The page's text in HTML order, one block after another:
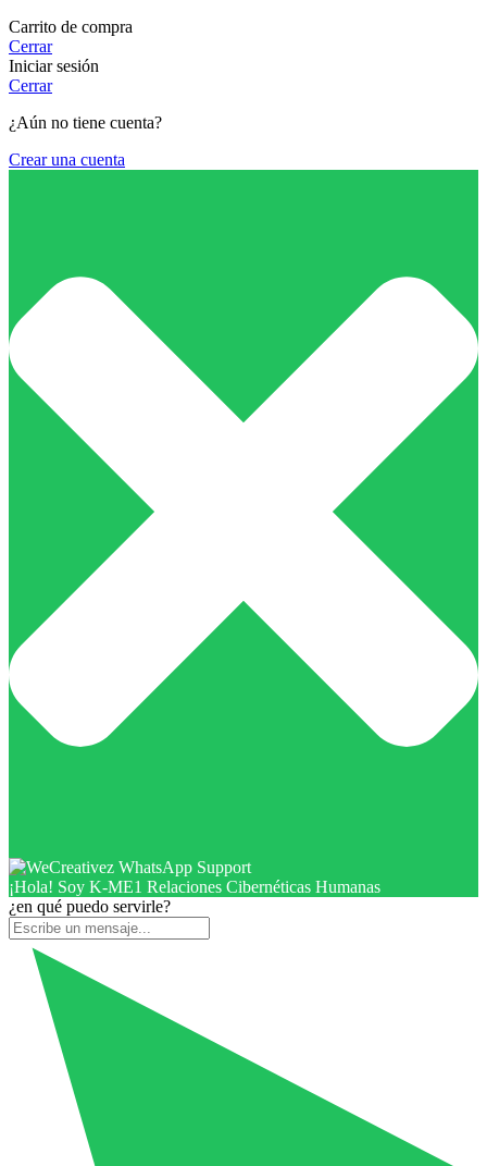
Carrito de compra
Cerrar
Iniciar sesión
Cerrar
¿Aún no tiene cuenta?
Crear una cuenta
¡Hola! Soy K-ME1 Relaciones Cibernéticas Humanas
¿en qué puedo servirle?